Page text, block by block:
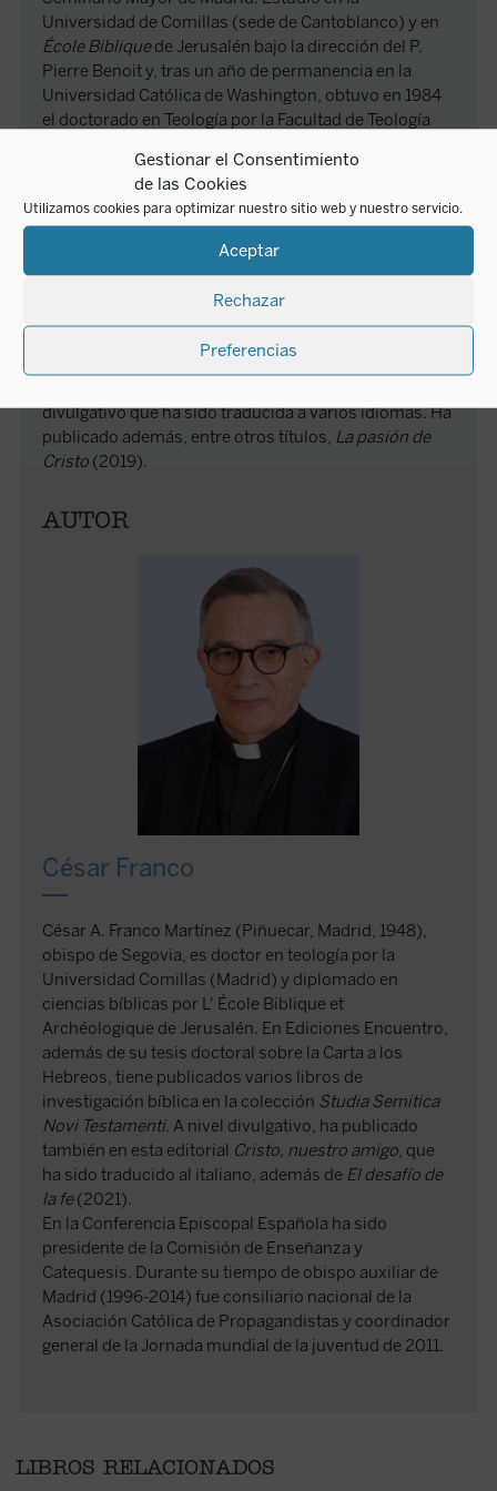
Gestionar el Consentimiento
de las Cookies
Utilizamos cookies para optimizar nuestro sitio web y nuestro servicio.
Aceptar
Rechazar
Preferencias
Universidad de Comillas (sede de Cantoblanco) y en
École Bibliquede Jerusalén bajo la dirección del P.
Pierre Benoit y, tras un año de permanencia en la
Universidad Católica de Washington, obtuvo en 1984
el doctorado en Teología por la Facultad de Teología
Seminario Vescovile de Como.
Colaborador de la revistaCuadernos de Evangelio
autor de varios artículos en la revistaEstudios
, es autor o coautor de trece obras de carácter
especializado sobre el estudio del sustrato semítico
en el Nuevo Testamento, publicadas en la colección
divulgativo que ha sido traducida a varios idiomas. Ha
publicado además, entre otros títulos, La pasión de
Cristo (2019).
AUTOR
César Franco
César A. Franco Martínez (Piñuecar, Madrid, 1948),
obispo de Segovia, es doctor en teología por la
Universidad Comillas (Madrid) y diplomado en
ciencias bíblicas por L' École Biblique et
Archéologique de Jerusalén. En Ediciones Encuentro,
además de su tesis doctoral sobre la Carta a los
Hebreos, tiene publicados varios libros de
investigación bíblica en la colección Studia Semitica
Novi Testamenti. A nivel divulgativo, ha publicado
también en esta editorial Cristo, nuestro amigo , que
ha sido traducido al italiano, además de El desafío de
la fe(2021).
En la Conferencia Episcopal Española ha sido
presidente de la Comisión de Enseñanza y
Catequesis. Durante su tiempo de obispo auxiliar de
Madrid (1996-2014) fue consiliario nacional de la
Asociación Católica de Propagandistas y coordinador
general de la Jornada mundial de la juventud de 2011.
LIBROS RELACIONADOS